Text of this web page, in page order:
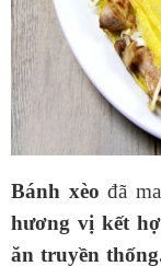
Bánh xèo đã
hương vị kết
ăn truyền